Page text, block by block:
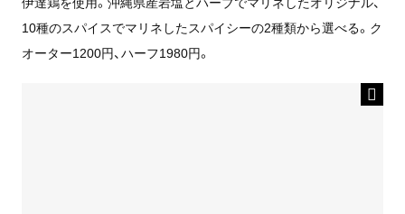
10種のスパイスでマリネしたスパイシーの2種類から選べる。ク
オーター1200円、ハーフ1980円。